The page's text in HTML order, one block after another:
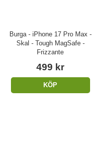
Burga - iPhone 17 Pro Max -
Skal - Tough MagSafe -
Frizzante
499 kr
KÖP